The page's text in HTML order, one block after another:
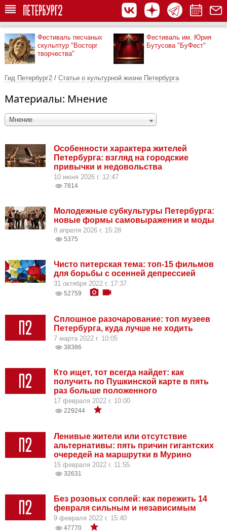
Фестиваль песчаных
скульптур "Восторг
творчества"
Фестиваль им. Юрия
Бутусова "БуФест"
Гид Петербург2 / Статьи о культурной жизни Петербурга
Материалы: Мнение
Мнение
Особенности характера жителей
Петербурга: взгляд на городские
привычки и недовольства
10 июня 2026 г. 12:47
7814
Молодежные субкультуры Петербурга:
новые формы самовыражения и моды
8 апреля 2026 г. 15:28
5375
Чисто питерская тема: топ-15 фильмов
для борьбы с осенней депрессией
31 октября 2022 г. 17:37
52759
Сплошное разочарование: топ музеев
Петербурга, куда лучше не ходить
7 марта 2022 г. 10:05
38386
Кто ищет, тот всегда найдет: как
получить по Пушкинской карте в пять
раз больше положенного
17 февраля 2022 г. 10:00
229244
Ленивые жители или отсутствие
альтернативы: пять причин гигантских
очередей на маршрутки в Мурино
15 февраля 2022 г. 11:55
32631
Без розовых соплей: как пережить 14
февраля сильным и независимым
9 февраля 2022 г. 15:40
47770